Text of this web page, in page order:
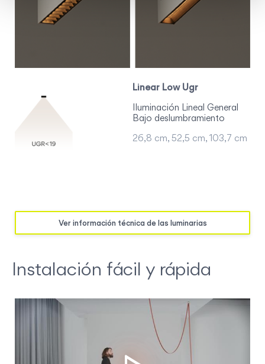
Linear Low Ugr
Iluminación Lineal General
Bajo deslumbramiento
26,8 cm, 52,5 cm, 103,7 cm
Ver información técnica de las luminarias
Instalación fácil y rápida